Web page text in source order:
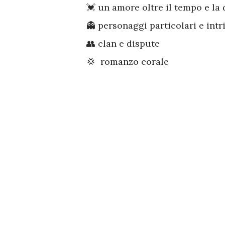
💓 un amore oltre il tempo e la
👻 personaggi particolari e
👥 clan e dispute
💢 romanzo corale